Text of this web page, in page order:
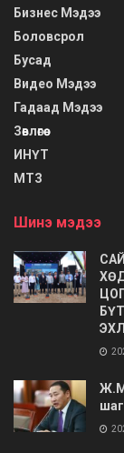
Бизнес Мэдээ
Боловсрол
Бусад
Видео Мэдээ
Гадаад Мэдээ
Зөвлөгөө
ИНҮТ
МТЗ
Шинэ мэдээ